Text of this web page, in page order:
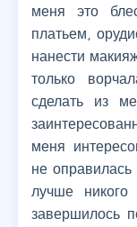
меня это
платьем,
нанести
только
сделать из
меня
не
лучше
завершилось